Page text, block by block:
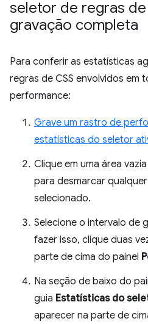
seletor de regras de
gravação completa
Para conferir as estatísticas
regras de CSS envolvidos em
performance:
Grave um rastro de
estatísticas do seletor
Clique em uma área
para desmarcar
selecionado.
Selecione o intervalo de
fazer isso, clique duas
parte de cima do painel
Na seção de baixo do
guia Estatísticas do
aparecer na parte de